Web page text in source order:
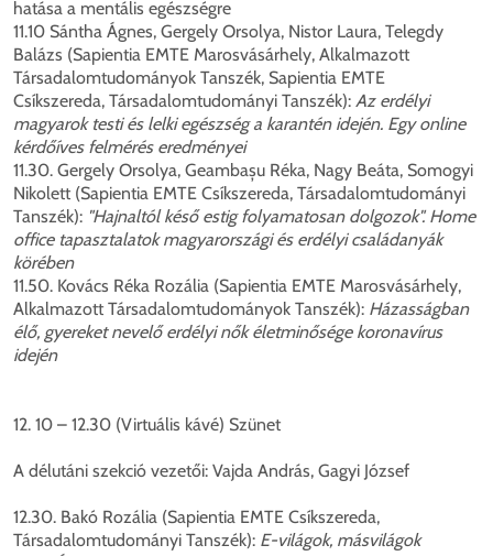
hatása a mentális egészségre
11.10 Sántha Ágnes, Gergely Orsolya, Nistor Laura, Telegdy
Balázs (Sapientia EMTE Marosvásárhely, Alkalmazott
Társadalomtudományok Tanszék, Sapientia EMTE
Csíkszereda, Társadalomtudományi Tanszék): Az erdélyi
magyarok testi és lelki egészség a karantén idején. Egy online
kérdőíves felmérés eredményei
11.30. Gergely Orsolya, Geambașu Réka, Nagy Beáta, Somogyi
Nikolett (Sapientia EMTE Csíkszereda, Társadalomtudományi
Tanszék): "Hajnaltól késő estig folyamatosan dolgozok". Home
office tapasztalatok magyarországi és erdélyi családanyák
körében
11.50. Kovács Réka Rozália (Sapientia EMTE Marosvásárhely,
Alkalmazott Társadalomtudományok Tanszék): Házasságban
élő, gyereket nevelő erdélyi nők életminősége koronavírus
idején
12. 10 – 12.30 (Virtuális kávé) Szünet
A délutáni szekció vezetői: Vajda András, Gagyi József
12.30. Bakó Rozália (Sapientia EMTE Csíkszereda,
Társadalomtudományi Tanszék): E-világok, másvilágok